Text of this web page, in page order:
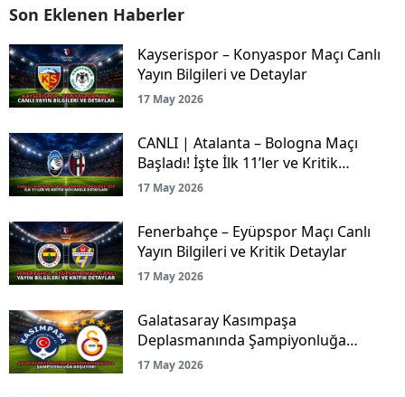
Son Eklenen Haberler
Kayserispor – Konyaspor Maçı Canlı
Yayın Bilgileri ve Detaylar
17 May 2026
CANLI | Atalanta – Bologna Maçı
Başladı! İşte İlk 11’ler ve Kritik
Mücadele Detayları
17 May 2026
Fenerbahçe – Eyüpspor Maçı Canlı
Yayın Bilgileri ve Kritik Detaylar
17 May 2026
Galatasaray Kasımpaşa
Deplasmanında Şampiyonluğa
Koşuyor!
17 May 2026